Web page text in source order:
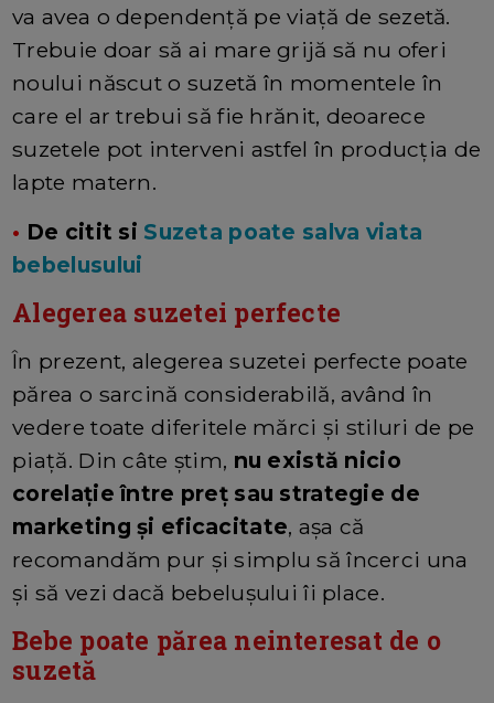
va avea o dependență pe viață de sezetă.
Trebuie doar să ai mare grijă să nu oferi
noului născut o suzetă în momentele în
care el ar trebui să fie hrănit, deoarece
suzetele pot interveni astfel în producția de
lapte matern.
• De citit si Suzeta poate salva viata
bebelusului
Alegerea suzetei perfecte
În prezent, alegerea suzetei perfecte poate
părea o sarcină considerabilă, având în
vedere toate diferitele mărci și stiluri de pe
piață. Din câte știm, nu există nicio
corelație între preț sau strategie de
marketing și eficacitate, așa că
recomandăm pur și simplu să încerci una
și să vezi dacă bebelușului îi place.
Bebe poate părea neinteresat de o
suzetă